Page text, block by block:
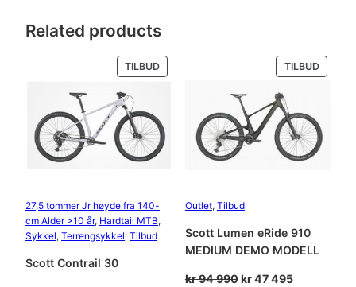
Related products
TILBUDPRODUKT
PÅ
27,5 tommer Jr høyde fra 140-
cm Alder >10 år, Hardtail MTB
Sykkel, Terrengsykkel, Tilbud
Scott Contrail 30
TILBUD
PÅ
Outlet, Tilbud
Scott Lumen eRide 910
MEDIUM DEMO MODELL
kr94 990Opprinnelig
kr47 495Nåværende